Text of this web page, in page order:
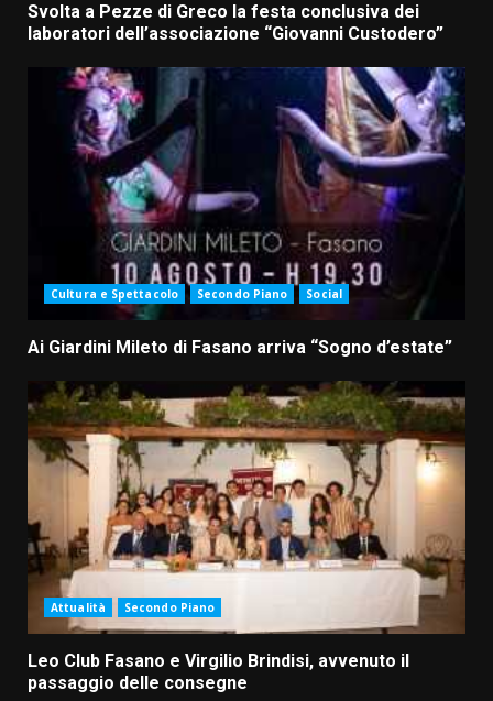
Svolta a Pezze di Greco la festa conclusiva dei
laboratori dell’associazione “Giovanni Custodero”
Cultura e Spettacolo Secondo Piano Social
Ai Giardini Mileto di Fasano arriva “Sogno d’estate”
Attualità Secondo Piano
Leo Club Fasano e Virgilio Brindisi, avvenuto il
passaggio delle consegne